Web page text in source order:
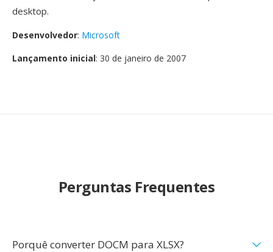
desktop.
Desenvolvedor: Microsoft
Lançamento inicial: 30 de janeiro de 2007
Perguntas Frequentes
Porquê converter DOCM para XLSX?